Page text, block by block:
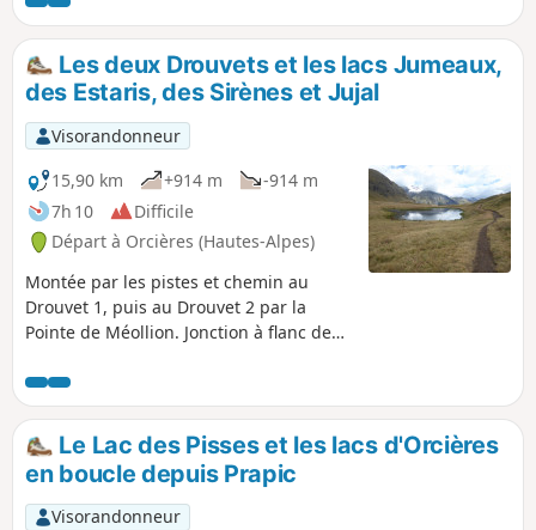
Les deux Drouvets et les lacs Jumeaux,
des Estaris, des Sirènes et Jujal
Visorandonneur
15,90 km
+914 m
-914 m
7h 10
Difficile
Départ à Orcières (Hautes-Alpes)
Montée par les pistes et chemin au
Drouvet 1, puis au Drouvet 2 par la
Pointe de Méollion. Jonction à flanc de
des Estaris. Retour par les lacs des
Jumeaux, des Sirènes et le Lac Jujal.
Le Lac des Pisses et les lacs d'Orcières
en boucle depuis Prapic
Visorandonneur